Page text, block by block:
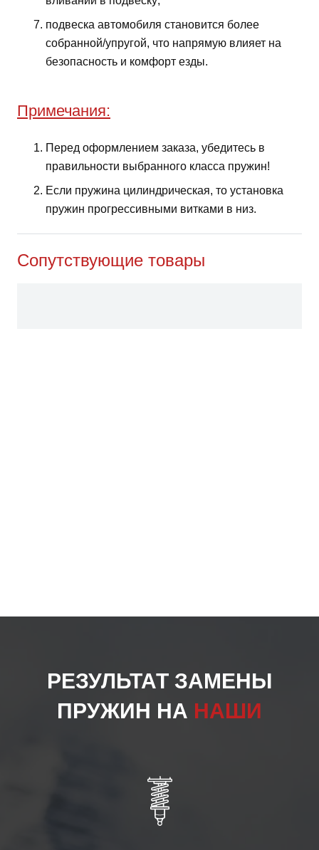
подвеска автомобиля становится более
собранной/упругой, что напрямую влияет на
безопасность и комфорт езды.
Примечания:
Перед оформлением заказа, убедитесь в
правильности выбранного класса пружин!
Если пружина цилиндрическая, то установка
пружин прогрессивными витками в низ.
Сопутствующие товары
РЕЗУЛЬТАТ ЗАМЕНЫ
ПРУЖИН НА НАШИ